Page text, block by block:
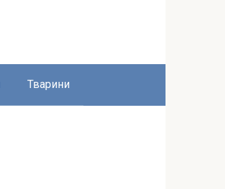
Тварини